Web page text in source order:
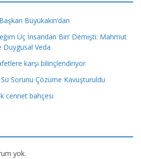
Büyükakın’dan
Üç İnsandan Biri’ Demişti: Mahmut
Duygusal Veda
karşı bilinçlendiriyor
Sorunu Çözüme Kavuşturuldu
cennet bahçesi
yok.